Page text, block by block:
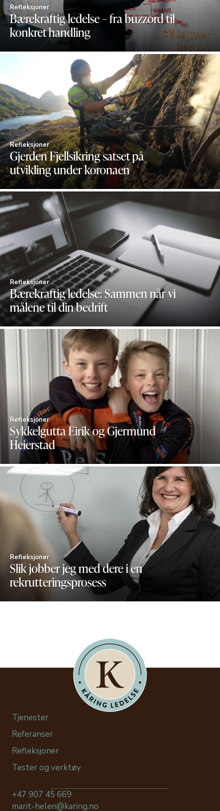
Refleksjoner
Bærekraftig ledelse – fra buzzord til
konkret handling
Refleksjoner
Gjerden Fjellsikring satset på
utvikling under koronaen
Refleksjoner
Bærekraftig ledelse: Sammen når vi
målene til din bedrift
Refleksjoner
Sykkelgutta Eirik og Gjermund
Heierstad
Refleksjoner
Slik jobber jeg med dere i en
rekrutteringsprosess
Tjenester
Referanser
Refleksjoner
Tester og verktøy
+47 907 45 669
marit-helen@karing.no